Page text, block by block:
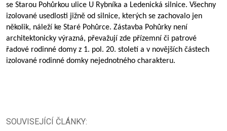
se Starou Pohůrkou ulice U Rybníka a Ledenická silnice. Všechny
izolované usedlosti jižně od silnice, kterých se zachovalo jen
několik, náleží ke Staré Pohůrce. Zástavba Pohůrky není
architektonicky výrazná, převažují zde přízemní či patrové
řadové rodinné domy z 1. pol. 20. století a v novějších částech
izolované rodinné domky nejednotného charakteru.
SOUVISEJÍCÍ ČLÁNKY: